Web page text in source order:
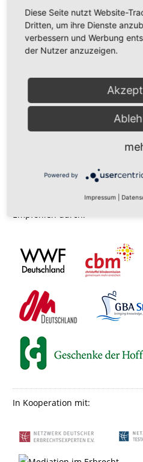
Empfohlen durch:
In Kooperation mit:
Diese Seite nutzt Website-
Dritten, um ihre Dienste
verbessern und Werbung
der Nutzer anzuzeigen.
Powered by
Impressum